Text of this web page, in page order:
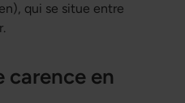
qui se situe entre
carence en